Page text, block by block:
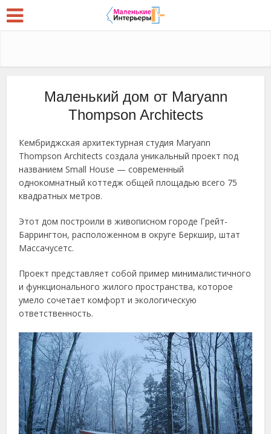
Маленький дом от Maryann
Thompson Architects
Кембриджская архитектурная студия Maryann
Thompson Architects создала уникальный проект под
названием Small House — современный
однокомнатный коттедж общей площадью всего 75
квадратных метров.
Этот дом построили в живописном городе Грейт-
Баррингтон, расположенном в округе Беркшир, штат
Массачусетс.
Проект представляет собой пример минималистичного
и функционального жилого пространства, которое
умело сочетает комфорт и экологическую
ответственность.